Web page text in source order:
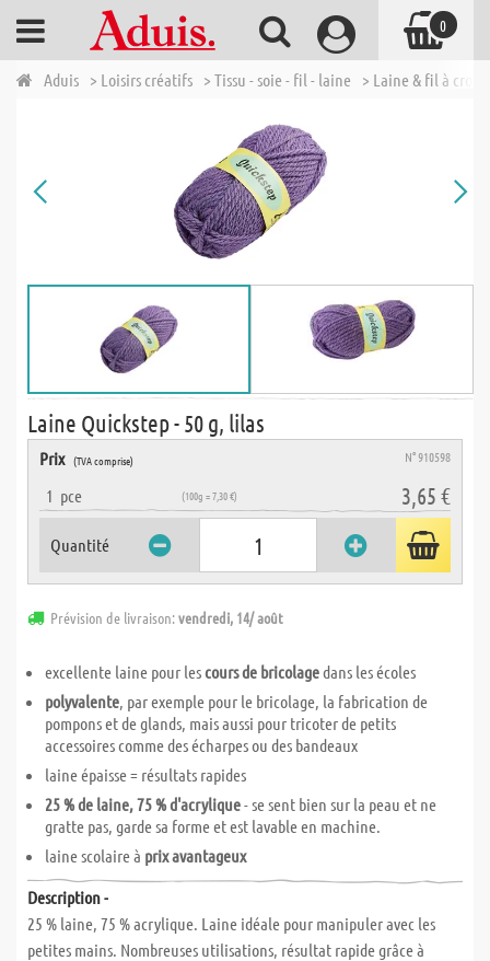
Aduis > Loisirs créatifs > Tissu - soie - fil - laine > Laine & fil à
Laine Quickstep - 50 g, lilas
Prix (TVA comprise) N° 910598
1 pce (100g = 7,30 €) 3,65 €
Quantité
Prévision de livraison:vendredi, 14/ août
excellente laine pour lescours de bricolagedans les écoles
polyvalente, par exemple pour le bricolage, la fabrication de
pompons et de glands, mais aussi pour tricoter de petits
accessoires comme des écharpes ou des bandeaux
laine épaisse = résultats rapides
25 % de laine, 75 % d'acrylique- se sent bien sur la peau et ne
gratte pas, garde sa forme et est lavable en machine.
laine scolaire à prix avantageux
Description -
25 % laine, 75 % acrylique. Laine idéale pour manipuler avec les
petites mains. Nombreuses utilisations, résultat rapide grâce à
0